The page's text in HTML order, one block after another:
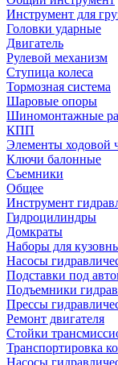
Инструмент для
Головки ударные
Двигатель
Рулевой механизм
Ступица колеса
Тормозная система
Шаровые опоры
Шиномонтажные
КПП
Элементы ходовой
Ключи балонные
Съемники
Общее
Инструмент
Гидроцилиндры
Домкраты
Наборы для
Насосы
Подставки под
Подъемники
Прессы
Ремонт двигателя
Стойки
Транспортировка
Насосы